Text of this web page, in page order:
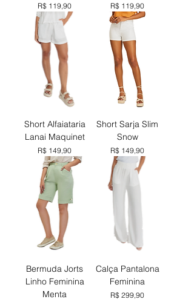
Preço
R$ 119,90 Preço
R$ 119,90
Short Alfaiataria
Lanai Maquinet
Preço
R$ 149,90
Short Sarja Slim
Snow
Preço
R$ 149,90
Bermuda Jorts
Linho Feminina
Menta
Calça Pantalona
Feminina
Preço
R$ 299,90